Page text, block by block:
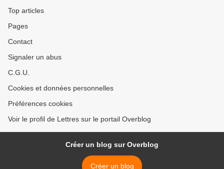
Top articles
Pages
Contact
Signaler un abus
C.G.U.
Cookies et données personnelles
Préférences cookies
Voir le profil de Lettres sur le portail Overblog
Créer un blog sur Overblog
Créer un blog